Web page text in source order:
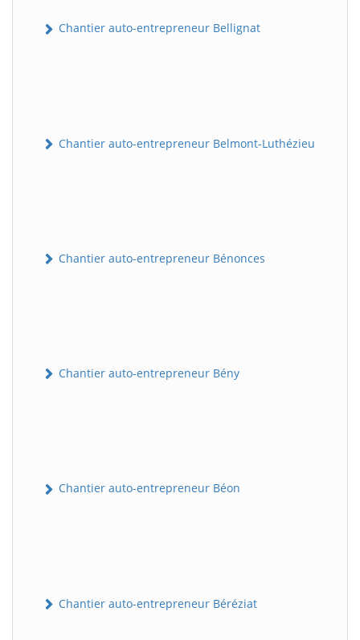
Chantier auto-entrepreneur Bellignat
Chantier auto-entrepreneur Belmont-Luthézieu
Chantier auto-entrepreneur Bénonces
Chantier auto-entrepreneur Bény
Chantier auto-entrepreneur Béon
Chantier auto-entrepreneur Béréziat